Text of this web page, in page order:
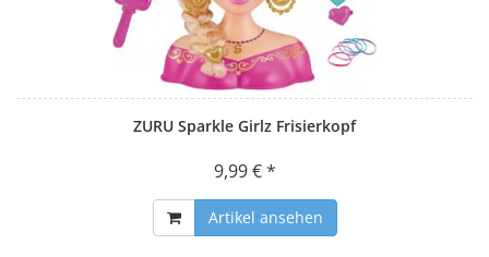
ZURU Sparkle Girlz Frisierkopf
9,99 € *
Artikel ansehen